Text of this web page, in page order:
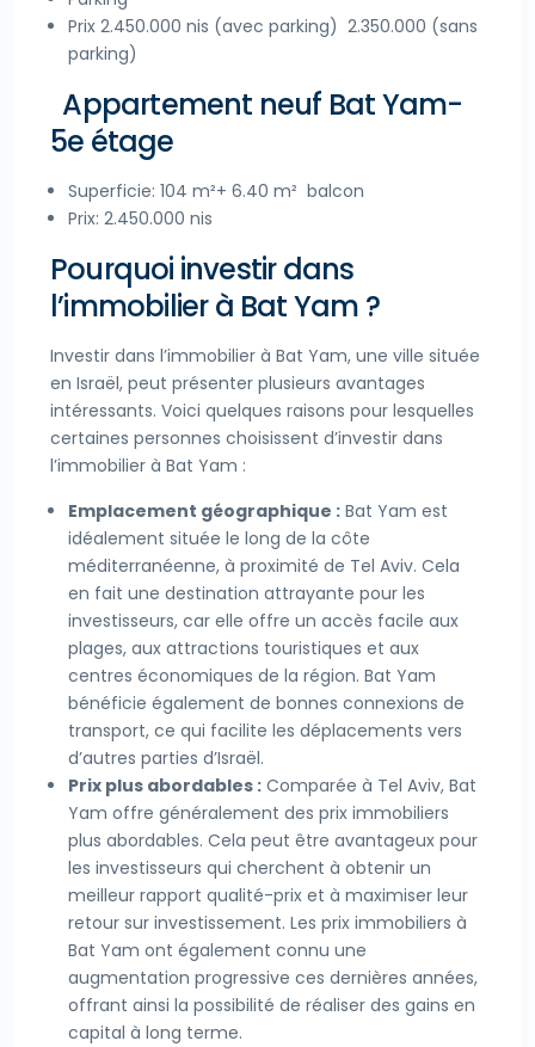
Prix 2.450.000 nis (avec parking) 2.350.000 (sans
parking)
Appartement neuf Bat Yam-
5e étage
Superficie: 104 m²+ 6.40 m² balcon
Prix: 2.450.000 nis
Pourquoi investir dans
l’immobilier à Bat Yam ?
Investir dans l’immobilier à Bat Yam, une ville située
en Israël, peut présenter plusieurs avantages
intéressants. Voici quelques raisons pour lesquelles
certaines personnes choisissent d’investir dans
l’immobilier à Bat Yam :
Emplacement géographique : Bat Yam est
idéalement située le long de la côte
méditerranéenne, à proximité de Tel Aviv. Cela
en fait une destination attrayante pour les
investisseurs, car elle offre un accès facile aux
plages, aux attractions touristiques et aux
centres économiques de la région. Bat Yam
bénéficie également de bonnes connexions de
transport, ce qui facilite les déplacements vers
d’autres parties d’Israël.
Prix plus abordables : Comparée à Tel Aviv, Bat
Yam offre généralement des prix immobiliers
plus abordables. Cela peut être avantageux pour
les investisseurs qui cherchent à obtenir un
meilleur rapport qualité-prix et à maximiser leur
retour sur investissement. Les prix immobiliers à
Bat Yam ont également connu une
augmentation progressive ces dernières années,
offrant ainsi la possibilité de réaliser des gains en
capital à long terme.